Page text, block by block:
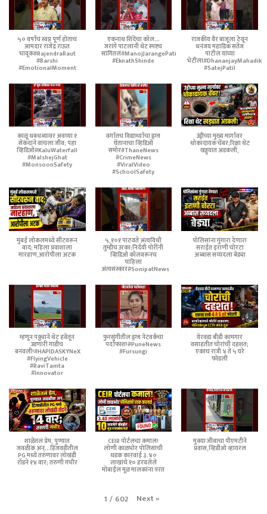
५० वर्षांचं स्वप्न पूर्ण होताच
आमदार राजेंद्र राऊत
भावूक#RajendraRaut
#Barshi
#EmotionalMoment
एकनाथ शिंदेंचा कॉल...
जरांगे पाटलांनी थेट स्पष्टच
सांगितलं#ManojJarangePatil
#EknathShinde
राजकीय वैर बाजूला ठेवून
धनंजय महाडिक सतेज
पाटील यांच्या
भेटीला#DhananjayMahadik
#SatejPatil
काळू धबधब्यावर अवघ्या १
सेकंदाने वाचला जीव; पहा
व्हिडिओ#KaluWaterfall
#MalshejGhat
#MonsoonSafety
वर्गातच विद्यार्थ्याचा ड्रग्ज
घेतानाचा व्हिडिओ
समोर#ThaneNews
#CrimeNews
#ViralVideo
#SchoolSafety
उंड्रीच्या मुख्य मार्गावर
धोकादायक चेंबर;रिक्षा थेट
खड्ड्यात अडकली,
मुंबई लोकलमध्ये सीटवरून
वाद; महिला प्रवाशाला
मारहाण,आरोपीला अटक
५,१०१ पाठवते अंत्यविधी
तुम्हीच उरका;निर्दयी पोरींनी
व्हिडिओ कॉलवरूनच
पाहिला
अंत्यसंस्कार#SonipatNews
पोलिसांना गुंगारा देणारा
सराईत इराणी चोरटा
अब्बास सय्यदला बेड्या
म्हणून पठ्ठ्याने थेट हवेतून
उडणारी गाडीच
बनवली!#HAPIDASKYNeX
#FlyingVehicle
#RaviTamta
#Innovator
फुरसुंगीतील ड्रग्ज नेटवर्कचा
पर्दाफाश!#PuneNews
#Fursungi
येरवडा बीडी कामगार
वसाहतीत चोरांची दहशत;
एकाच रात्री ४ ते ५ घरे
फोडली
शाळेतलं प्रेम, पुण्यात
जवळीक अन्...हिंजवडीतील
PG मध्ये तरुणावर लोखंडी
रॉडने १४ वार; तरुणी गंभीर
CEIR पोर्टलचा कमाल!
लोणी काळभोर पोलिसांची
धडक कारवाई ३.४०
लाखांचे १० हरवलेले
मोबाईल मूळ मालकांना परत
मुक्या जीवाचा पीएमटीने
प्रवास,व्हिडीओ व्हायरल
1 / 602 Next»